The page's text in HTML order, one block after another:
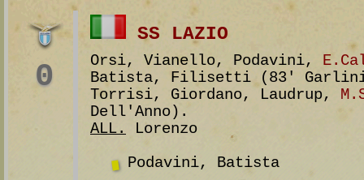
0
SS LAZIO
Orsi, Vianello, Podavini,
Batista, Filisetti (83'
Torrisi, Giordano, Laudrup,
Dell'Anno).
ALL.
Lorenzo
Podavini, Batista